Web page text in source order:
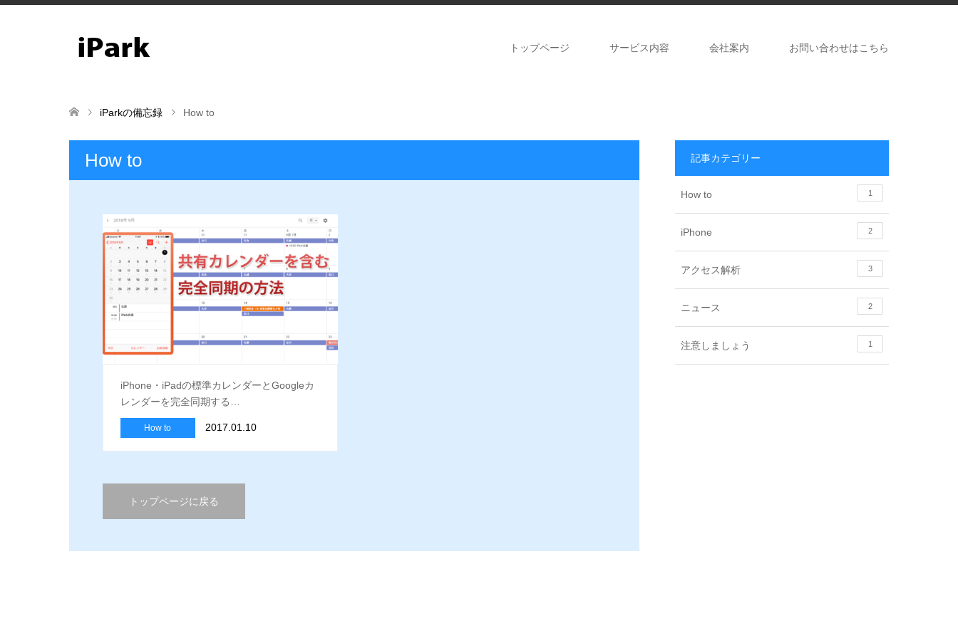
トップページ サービス内容 会社案内 お問い合わせはこちら
iParkの備忘録 How to
How to
iPhone・iPadの標準カレンダーとGoogleカ
レンダーを完全同期する…
How to 2017.01.10
トップページに戻る
記事カテゴリー
How to 1
iPhone 2
アクセス解析 3
ニュース 2
注意しましょう 1